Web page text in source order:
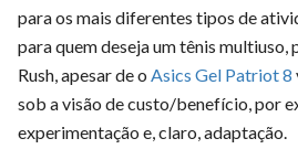
para os mais diferentes tipos de
para quem deseja um tênis multiuso,
Rush, apesar de o Asics Gel Patriot 8
sob a visão de custo/benefício, por
experimentação e, claro, adaptação.